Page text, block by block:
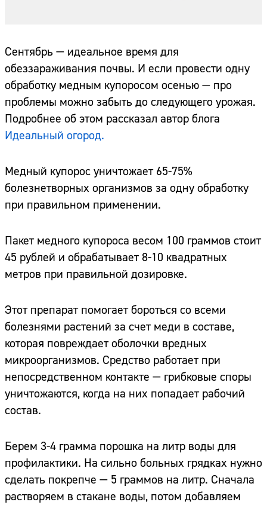
Сентябрь — идеальное время для
обеззараживания почвы. И если провести одну
обработку медным купоросом осенью — про
проблемы можно забыть до следующего урожая.
Подробнее об этом рассказал автор блога
Идеальный огород.
Медный купорос уничтожает 65-75%
болезнетворных организмов за одну обработку
при правильном применении.
Пакет медного купороса весом 100 граммов стоит
45 рублей и обрабатывает 8-10 квадратных
метров при правильной дозировке.
Этот препарат помогает бороться со всеми
болезнями растений за счет меди в составе,
которая повреждает оболочки вредных
микроорганизмов. Средство работает при
непосредственном контакте — грибковые споры
уничтожаются, когда на них попадает рабочий
состав.
Берем 3-4 грамма порошка на литр воды для
профилактики. На сильно больных грядках нужно
сделать покрепче — 5 граммов на литр. Сначала
растворяем в стакане воды, потом добавляем